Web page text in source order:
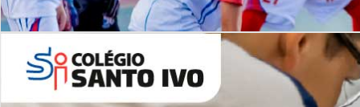
Desafios | Saiba mais